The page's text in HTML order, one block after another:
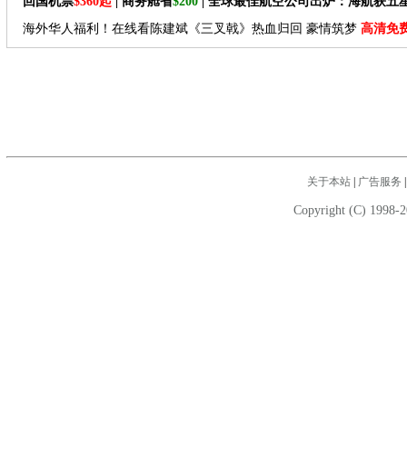
海外华人福利！在线看陈建斌《三叉戟》热血归回 豪情筑梦 高清免
关于本站| 广告服务
Copyright (C) 1998-